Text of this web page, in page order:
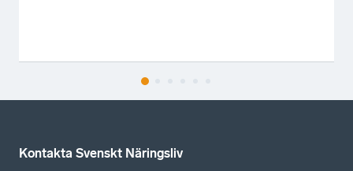
Kontakta Svenskt Näringsliv